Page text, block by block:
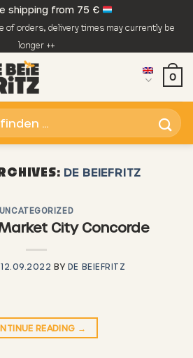
shipping from 75 €
of orders, delivery times may currently be
longer ++
0
DE BEIEFRITZ
UNCATEGORIZED
City Concorde
12.09.2022 BY DE BEIEFRITZ
READING →